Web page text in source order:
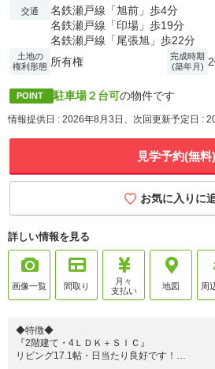
交通
名鉄瀬戸線「旭前」歩4分
名鉄瀬戸線「印場」歩19分
名鉄瀬戸線「尾張旭」歩22分
土地の
権利形態 所有権
完成時期
(築年月)
POINT 駐車場２台可の物件です
情報提供日 : 2026年8月3日、次回更新予定日 :
見学予約(無料)
お気に入りに
詳しい情報を見る
画像一覧 間取り
月々
支払い
地図 周
◆特徴◆
『2階建て・4ＬＤＫ＋ＳＩＣ』
リビング17.1帖・日当たり良好です！